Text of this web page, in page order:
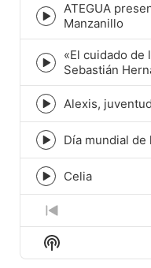
Episode
play
icon
ATEGUA
Manzanillo
Episode
play
icon
«El cuidado de
Sebastián
Episode
play
icon
Alexis,
Episode
play
icon
Día mundial
Episode
play
icon
Celia
Previous
Episode
Show
Podcast